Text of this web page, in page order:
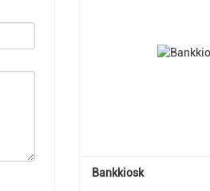
Bankkiosk